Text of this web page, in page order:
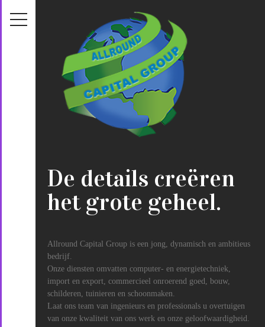
De details creëren
het grote geheel.
Allround Capital Group is een jong, dynamisch en ambitieus
bedrijf.
Onze diensten omvatten computer- en energietechniek,
import en export, commercieel onroerend goed, bouw,
schilderen, tuinieren en schoonmaken.
Laat ons team van ingenieurs en professionals u overtuigen
van onze kwaliteit van ons werk en onze geloofwaardigheid.